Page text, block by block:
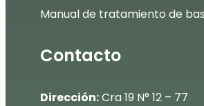
Manual de tratamiento de
Contacto
Dirección:Cra 19 N° 12 – 77